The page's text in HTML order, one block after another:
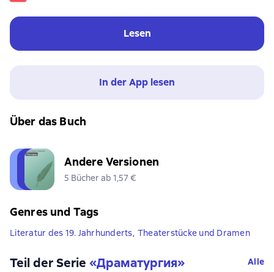
Lesen
In der App lesen
Über das Buch
Andere Versionen
5 Bücher ab 1,57 €
Genres und Tags
Literatur des 19. Jahrhunderts, Theaterstücke und Dramen
Teil der Serie «Драматургия» Alle